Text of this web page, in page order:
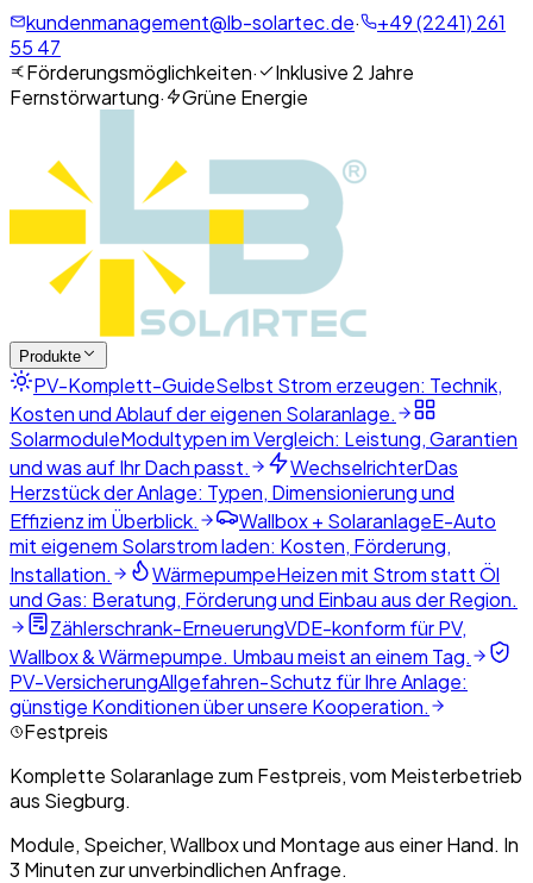
kundenmanagement@lb-solartec.de·
+49 (2241) 261
55 47
Förderungsmöglichkeiten·
Inklusive 2 Jahre
Fernstörwartung· Grüne Energie
Produkte
PV-Komplett-GuideSelbst Strom erzeugen: Technik,
Kosten und Ablauf der eigenen Solaranlage.
SolarmoduleModultypen im Vergleich: Leistung, Garantien
und was auf Ihr Dach passt.
WechselrichterDas
Herzstück der Anlage: Typen, Dimensionierung und
Effizienz im Überblick.
Wallbox + SolaranlageE-Auto
mit eigenem Solarstrom laden: Kosten, Förderung,
Installation.
WärmepumpeHeizen mit Strom statt Öl
und Gas: Beratung, Förderung und Einbau aus der Region.
Zählerschrank-ErneuerungVDE-konform für PV,
Wallbox & Wärmepumpe. Umbau meist an einem Tag.
PV-VersicherungAllgefahren-Schutz für Ihre Anlage:
günstige Konditionen über unsere Kooperation.
Festpreis
Komplette Solaranlage zum Festpreis, vom Meisterbetrieb
aus Siegburg.
Module, Speicher, Wallbox und Montage aus einer Hand. In
3 Minuten zur unverbindlichen Anfrage.